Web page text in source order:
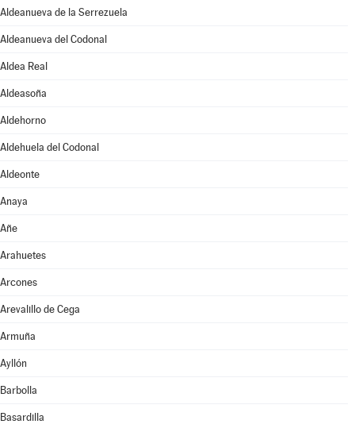
Aldeanueva de la Serrezuela
Aldeanueva del Codonal
Aldea Real
Aldeasoña
Aldehorno
Aldehuela del Codonal
Aldeonte
Anaya
Añe
Arahuetes
Arcones
Arevalillo de Cega
Armuña
Ayllón
Barbolla
Basardilla